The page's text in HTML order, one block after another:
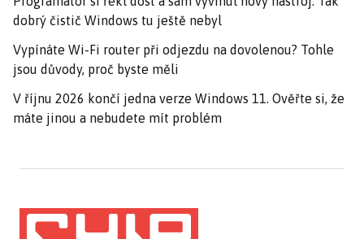
dobrý čistič Windows tu ještě nebyl
Vypínáte Wi-Fi router při odjezdu na dovolenou? Tohle
jsou důvody, proč byste měli
V říjnu 2026 končí jedna verze Windows 11. Ověřte si, že
máte jinou a nebudete mít problém